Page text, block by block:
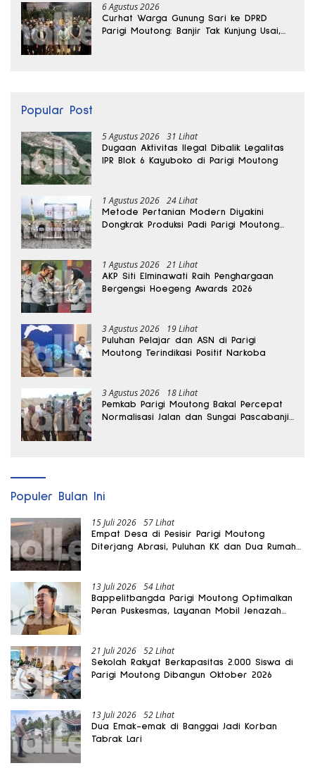
6 Agustus 2026
Curhat Warga Gunung Sari ke DPRD
Parigi Moutong: Banjir Tak Kunjung Usai,
Popular Post
5 Agustus 2026 31 Lihat
Dugaan Aktivitas Ilegal Dibalik Legalitas
IPR Blok 6 Kayuboko di Parigi Moutong
1 Agustus 2026 24 Lihat
Metode Pertanian Modern Diyakini
Dongkrak Produksi Padi Parigi Moutong
1 Agustus 2026 21 Lihat
AKP Siti Elminawati Raih Penghargaan
Bergengsi Hoegeng Awards 2026
3 Agustus 2026 19 Lihat
Puluhan Pelajar dan ASN di Parigi
Moutong Terindikasi Positif Narkoba
3 Agustus 2026 18 Lihat
Pemkab Parigi Moutong Bakal Percepat
Normalisasi Jalan dan Sungai Pascabanjir
Populer Bulan Ini
15 Juli 2026 57 Lihat
Empat Desa di Pesisir Parigi Moutong
Diterjang Abrasi, Puluhan KK dan Dua Rumah
13 Juli 2026 54 Lihat
Bappelitbangda Parigi Moutong Optimalkan
Peran Puskesmas, Layanan Mobil Jenazah
21 Juli 2026 52 Lihat
Sekolah Rakyat Berkapasitas 2.000 Siswa di
Parigi Moutong Dibangun Oktober 2026
13 Juli 2026 52 Lihat
Dua Emak-emak di Banggai Jadi Korban
Tabrak Lari